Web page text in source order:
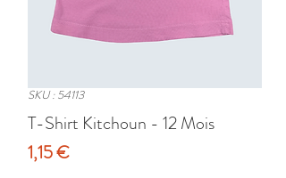
SKU : 54113
T-Shirt Kitchoun - 12 Mois
1,15 €Prix